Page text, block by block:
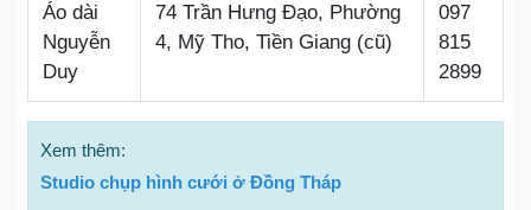
Áo dài
Nguyễn
Duy
74 Trần Hưng Đạo, Phường
4, Mỹ Tho, Tiền Giang (cũ)
097
815
2899
Xem thêm:
Studio chụp hình cưới ở Đồng Tháp